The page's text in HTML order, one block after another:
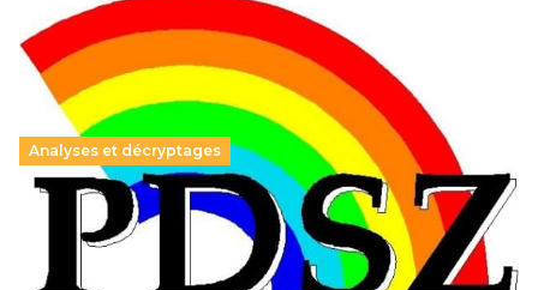
Analyses et décryptages
Hongrie : du changement pour les politiques
éducatives, aussi !
25 juin 2026